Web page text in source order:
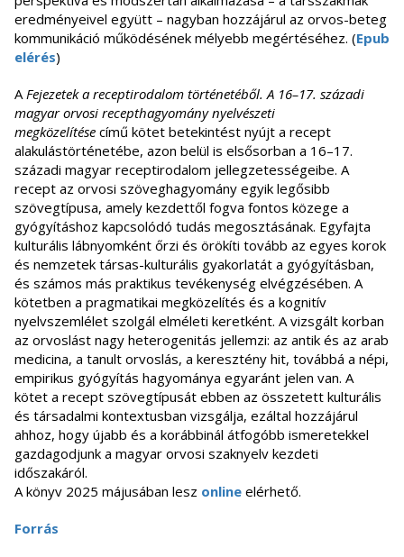
eredményeivel együtt – nagyban hozzájárul az orvos-beteg
kommunikáció működésének mélyebb megértéséhez. (Epub
elérés)
AFejezetek a receptirodalom történetéből. A 16–17. századi
magyar orvosi recepthagyomány nyelvészeti
megközelítése című kötet betekintést nyújt a recept
alakulástörténetébe, azon belül is elsősorban a 16–17.
századi magyar receptirodalom jellegzetességeibe. A
recept az orvosi szöveghagyomány egyik legősibb
szövegtípusa, amely kezdettől fogva fontos közege a
gyógyításhoz kapcsolódó tudás megosztásának. Egyfajta
kulturális lábnyomként őrzi és örökíti tovább az egyes korok
és nemzetek társas-kulturális gyakorlatát a gyógyításban,
és számos más praktikus tevékenység elvégzésében. A
kötetben a pragmatikai megközelítés és a kognitív
nyelvszemlélet szolgál elméleti keretként. A vizsgált korban
az orvoslást nagy heterogenitás jellemzi: az antik és az arab
medicina, a tanult orvoslás, a keresztény hit, továbbá a népi,
empirikus gyógyítás hagyománya egyaránt jelen van. A
kötet a recept szövegtípusát ebben az összetett kulturális
és társadalmi kontextusban vizsgálja, ezáltal hozzájárul
ahhoz, hogy újabb és a korábbinál átfogóbb ismeretekkel
gazdagodjunk a magyar orvosi szaknyelv kezdeti
időszakáról.
A könyv 2025 májusában lesz online elérhető.
Forrás